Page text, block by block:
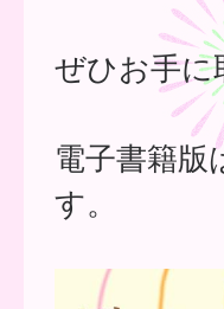
ぜひお手
電子書籍版
す。